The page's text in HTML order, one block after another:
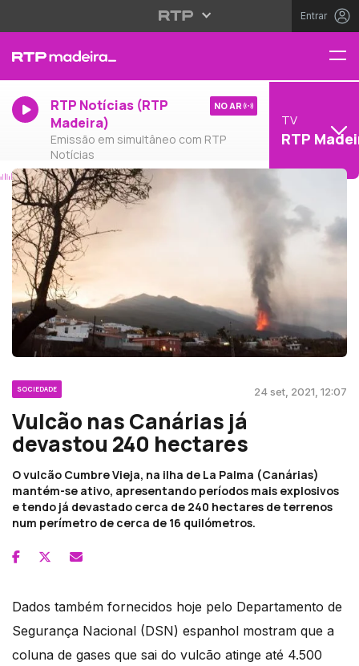
Entrar
RTP Notícias (RTP
Madeira)
Emissão em simultâneo com RTP
Notícias
NO AR
TV
RTP
SOCIEDADE 24 set, 2021, 12:07
Vulcão nas Canárias já
devastou 240 hectares
O vulcão Cumbre Vieja, na ilha de La Palma (Canárias)
mantém-se ativo, apresentando períodos mais explosivos
e tendo já devastado cerca de 240 hectares de terrenos
num perímetro de cerca de 16 quilómetros.
Dados também fornecidos hoje pelo Departamento de
Segurança Nacional (DSN) espanhol mostram que a
coluna de gases que sai do vulcão atinge até 4.500